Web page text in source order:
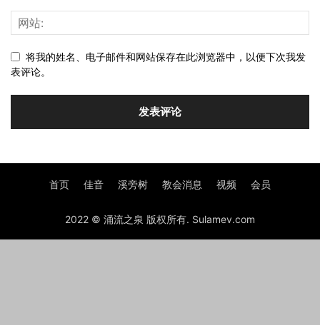
将我的姓名、电子邮件和网站保存在此浏览器中，以便下次我发
表评论。
首页 佳音 溪旁树 教会消息 视频 会员
2022 © 涌流之泉 版权所有. Sulamev.com